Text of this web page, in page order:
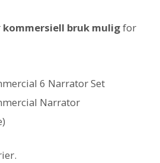
kommersiell bruk muligfor
6 Narrator Set
Narrator